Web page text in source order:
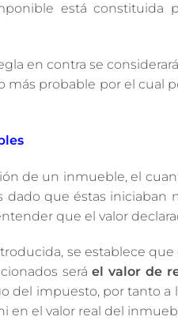
está
en contra se
más probable por el cual
de un inmueble, el
dado que éstas
que el valor
se establece
seráel valor de
del impuesto, por tanto
en el valor real del